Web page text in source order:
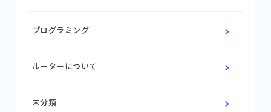
プログラミング
ルーターについて
未分類